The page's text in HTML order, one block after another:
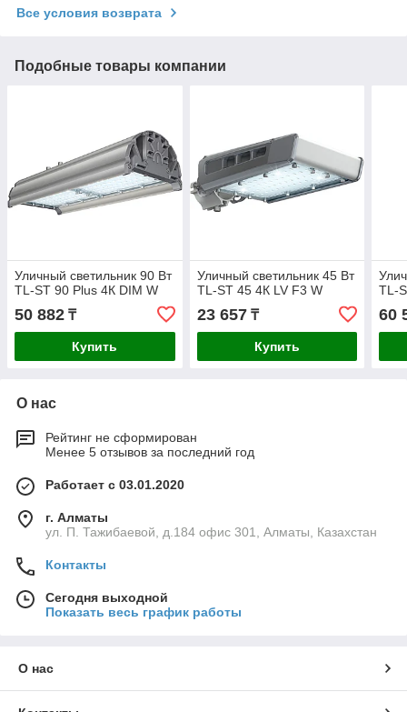
Все условия возврата
Подобные товары компании
Уличный светильник 90 Вт
TL-ST 90 Plus 4К DIM W
50 882 ₸
Купить
Уличный светильник 45 Вт
TL-ST 45 4К LV F3 W
23 657₸
Купить
TL-
60
О нас
Рейтинг не сформирован
Менее 5 отзывов за последний год
Работает с 03.01.2020
г. Алматы
ул. П. Тажибаевой, д.184 офис 301, Алматы, Казахстан
Контакты
Сегодня выходной
Показать весь график работы
О нас